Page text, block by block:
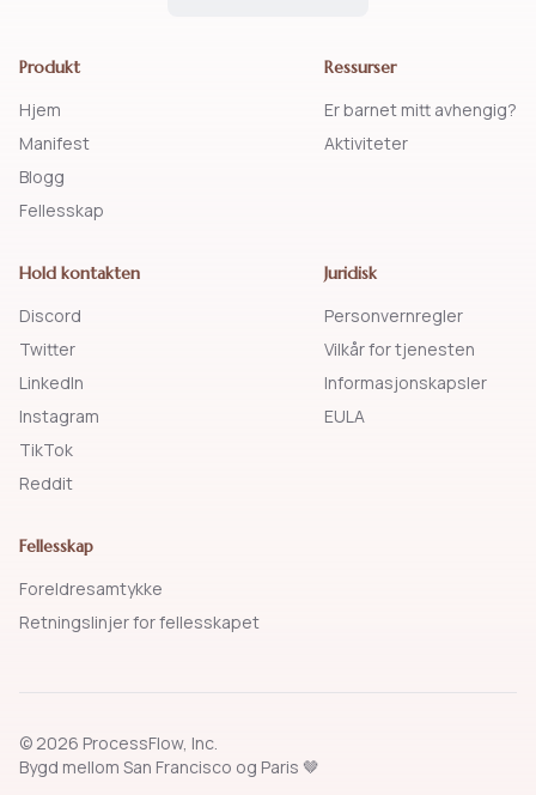
Produkt
Hjem
Manifest
Blogg
Fellesskap
Ressurser
Er barnet mitt avhengig?
Aktiviteter
Hold kontakten
Discord
Twitter
LinkedIn
Instagram
TikTok
Reddit
Juridisk
Personvernregler
Vilkår for tjenesten
Informasjonskapsler
EULA
Fellesskap
Foreldresamtykke
Retningslinjer for fellesskapet
© 2026 ProcessFlow, Inc.
Bygd mellom San Francisco og Paris 🤎